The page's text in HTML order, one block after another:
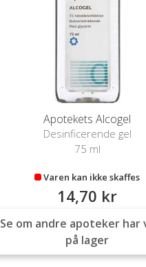
Apotekets Alcogel
Desinficerende gel
75 ml
Varen kan ikke skaffes
14,70 kr
Se om andre apoteker har
på lager